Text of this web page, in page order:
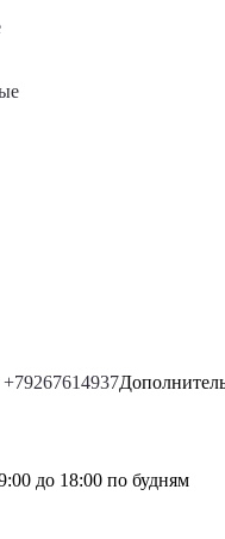
+79267614937
до 18:00 по будням